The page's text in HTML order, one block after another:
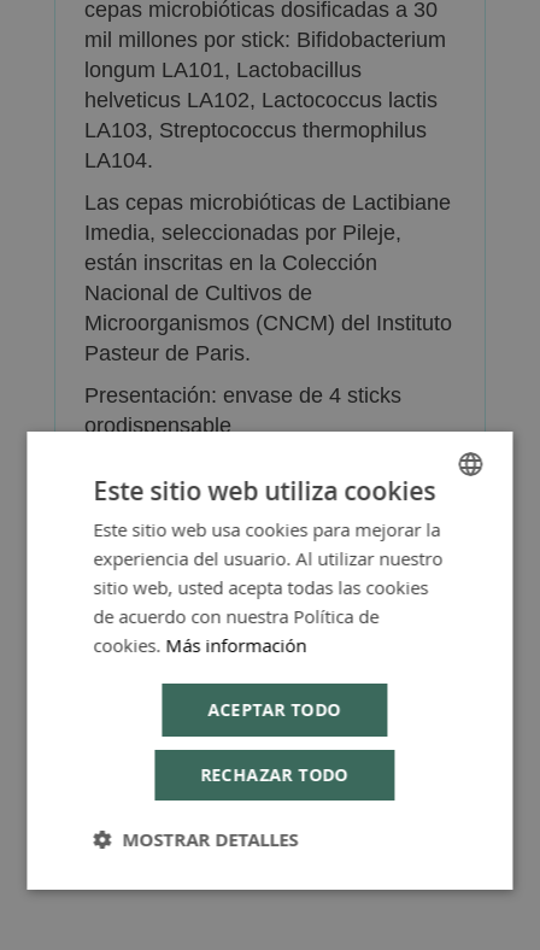
cepas microbióticas dosificadas a 30
mil millones por stick: Bifidobacterium
longum LA101, Lactobacillus
helveticus LA102, Lactococcus lactis
LA103, Streptococcus thermophilus
LA104.
Las cepas microbióticas de Lactibiane
Imedia, seleccionadas por Pileje,
están inscritas en la Colección
Nacional de Cultivos de
Microorganismos (CNCM) del Instituto
Pasteur de Paris.
Presentación: envase de 4 sticks
orodispensable
Más Información
SPANISH
ENGLISH
Este sitio web utiliza cookies
Este sitio web usa cookies para mejorar la
experiencia del usuario. Al utilizar nuestro
sitio web, usted acepta todas las cookies
de acuerdo con nuestra Política de
cookies. Más información
ACEPTAR TODO
RECHAZAR TODO
MOSTRAR DETALLES